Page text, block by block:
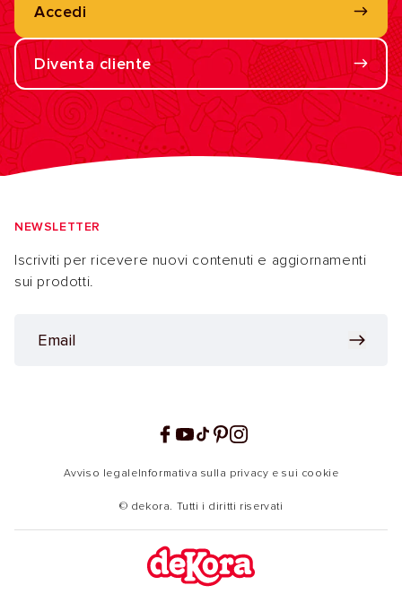
Accedi
Diventa cliente
NEWSLETTER
Iscriviti per ricevere nuovi contenuti e aggiornamenti
sui prodotti.
© dekora. Tutti i diritti riservati
Facebook
YouTube
TikTokPinterest
Instagram
Avviso legaleInformativa sulla privacy e sui cookie